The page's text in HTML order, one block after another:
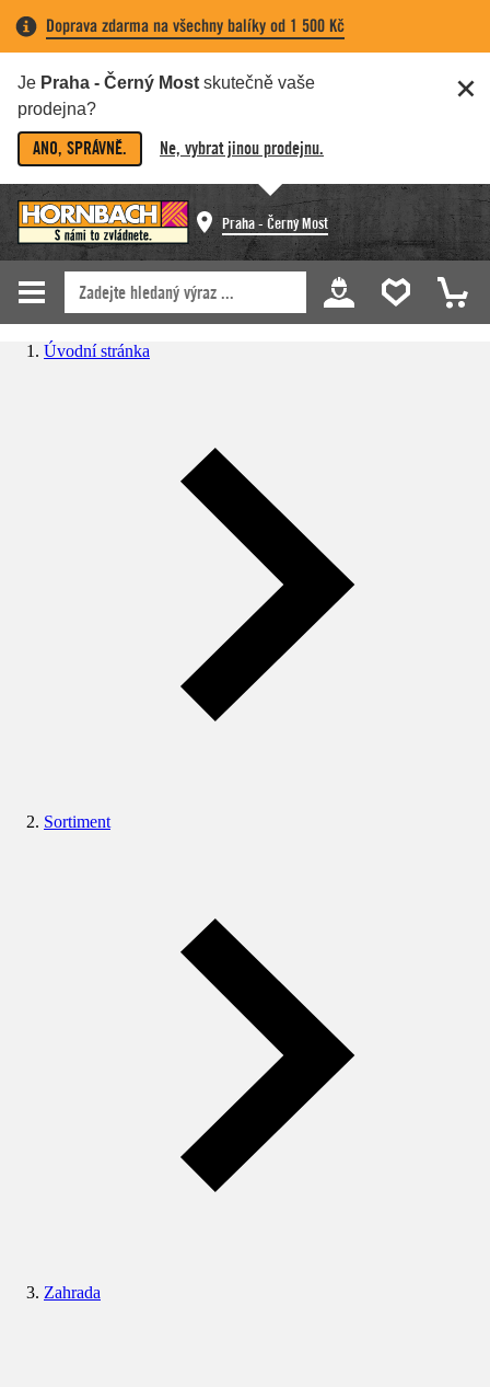
Doprava zdarma na všechny balíky od 1 500 Kč
Je Praha - Černý Most skutečně vaše
prodejna?
ANO, SPRÁVNĚ. Ne, vybrat jinou prodejnu.
Praha - Černý Most
Úvodní stránka
Sortiment
Zahrada